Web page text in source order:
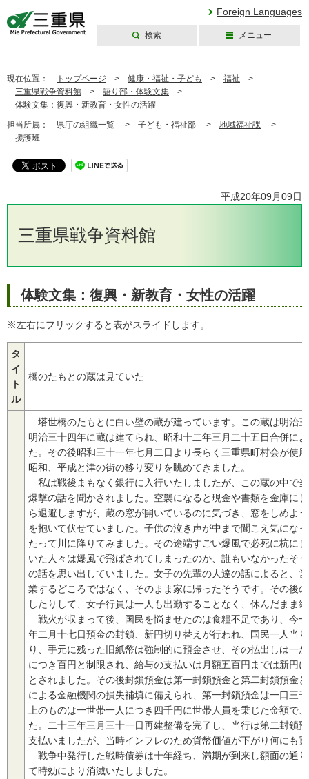
Foreign Languages
検索 メニュー
現在位置： トップページ > 健康・福祉・子ども > 福祉 >
三重県戦争資料館 > 語り部・体験文集 >
体験文集：復興・新教育・女性の活躍
担当所属： 県庁の組織一覧 > 子ども・福祉部 > 地域福祉課 >
援護班
平成20年09月09日
三重県戦争資料館
体験文集：復興・新教育・女性の活躍
※左右にフリックすると表がスライドします。
タ
イ
ト
ル
橋のたもとの蔵は見ていた
塔世橋のたもとに白い壁の蔵が建っています。この蔵は明治
明治三十四年に蔵は建てられ、昭和十二年三月二十五日合併に
た。その後昭和三十一年七月二日より長らく三重県町村会が使
昭和、平成と津の街の移り変りを眺めてきました。
私は戦後まもなく銀行に入行いたしましたが、この蔵の中で
爆撃の話を聞かされました。空襲になると現金や書類を金庫に
ら退避しますが、蔵の窓が開いているのに気づき、窓をしめよ
を抱いて伏せていました。子供の泣き声が中まで聞こえ気にな
たって川に降りてみました。その途端すごい爆風で必死に杭に
いた人々は爆風で飛ばされてしまったのか、誰もいなかったそ
の話を思い出していました。女子の先輩の人達の話によると、
業するどころではなく、そのまま家に帰ったそうです。その後
したりして、女子行員は一人も出勤することなく、休んだまま
戦火が収まって後、国民を悩ませたのは食糧不足であり、今
年二月十七日預金の封鎖、新円切り替えが行われ、国民一人当
り、手元に残った旧紙幣は強制的に預金させ、その払出しは一
につき百円と制限され、給与の支払いは月額五百円までは新円
とされました。その後封鎖預金は第一封鎖預金と第二封鎖預金
による金融機関の損失補填に備えられ、第一封鎖預金は一口三
上のものは一世帯一人につき四千円に世帯人員を乗じた金額で
た。二十三年三月三十一日再建整備を完了し、当行は第二封鎖
支払いましたが、当時インフレのため貨幣価値が下がり何にも
戦争中発行した戦時債券は十年経ち、満期が到来し額面の通
て時効により消滅いたしました。